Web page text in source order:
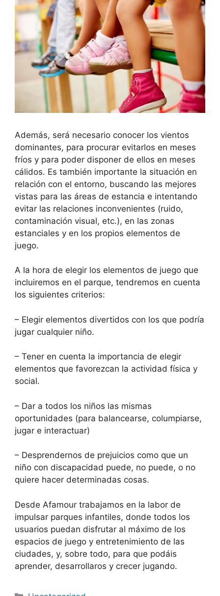
Además, será necesario conocer los vientos
dominantes, para procurar evitarlos en meses
fríos y para poder disponer de ellos en meses
cálidos. Es también importante la situación en
relación con el entorno, buscando las mejores
vistas para las áreas de estancia e intentando
evitar las relaciones inconvenientes (ruido,
contaminación visual, etc.), en las zonas
estanciales y en los propios elementos de
juego.
A la hora de elegir los elementos de juego que
incluiremos en el parque, tendremos en cuenta
los siguientes criterios:
– Elegir elementos divertidos con los que podría
jugar cualquier niño.
– Tener en cuenta la importancia de elegir
elementos que favorezcan la actividad física y
social.
– Dar a todos los niños las mismas
oportunidades (para balancearse, columpiarse,
jugar e interactuar)
– Desprendernos de prejuicios como que un
niño con discapacidad puede, no puede, o no
quiere hacer determinadas cosas.
Desde Afamour trabajamos en la labor de
impulsar parques infantiles, donde todos los
usuarios puedan disfrutar al máximo de los
espacios de juego y entretenimiento de las
ciudades, y, sobre todo, para que podáis
aprender, desarrollaros y crecer jugando.